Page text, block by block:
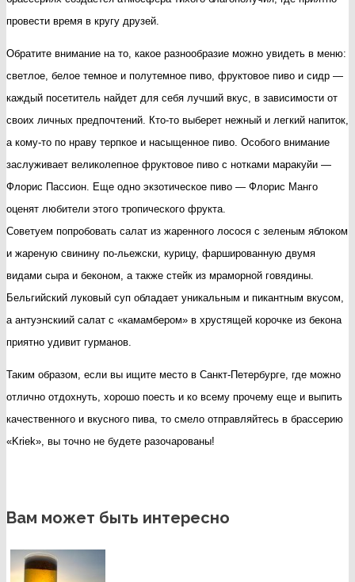
провести время в кругу друзей.
Обратите внимание на то, какое разнообразие можно увидеть в меню:
светлое, белое темное и полутемное пиво, фруктовое пиво и сидр —
каждый посетитель найдет для себя лучший вкус, в зависимости от
своих личных предпочтений. Кто-то выберет нежный и легкий напиток,
а кому-то по нраву терпкое и насыщенное пиво. Особого внимание
заслуживает великолепное фруктовое пиво с нотками маракуйи —
Флорис Пассион. Еще одно экзотическое пиво — Флорис Манго
оценят любители этого тропического фрукта.
Советуем попробовать салат из жаренного лосося с зеленым яблоком
и жареную свинину по-льежски, курицу, фаршированную двумя
видами сыра и беконом, а также стейк из мраморной говядины.
Бельгийский луковый суп обладает уникальным и пикантным вкусом,
а антуэнскиий салат с «камамбером» в хрустящей корочке из бекона
приятно удивит гурманов.
Таким образом, если вы ищите место в Санкт-Петербурге, где можно
отлично отдохнуть, хорошо поесть и ко всему прочему еще и выпить
качественного и вкусного пива, то смело отправляйтесь в брассерию
«Kriek», вы точно не будете разочарованы!
Вам может быть интересно